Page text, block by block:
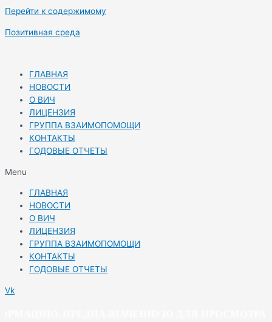
Перейти к содержимому
Позитивная среда
ГЛАВНАЯ
НОВОСТИ
О ВИЧ
ЛИЦЕНЗИЯ
ГРУППА ВЗАИМОПОМОЩИ
КОНТАКТЫ
ГОДОВЫЕ ОТЧЕТЫ
Menu
ГЛАВНАЯ
НОВОСТИ
О ВИЧ
ЛИЦЕНЗИЯ
ГРУППА ВЗАИМОПОМОЩИ
КОНТАКТЫ
ГОДОВЫЕ ОТЧЕТЫ
Vk